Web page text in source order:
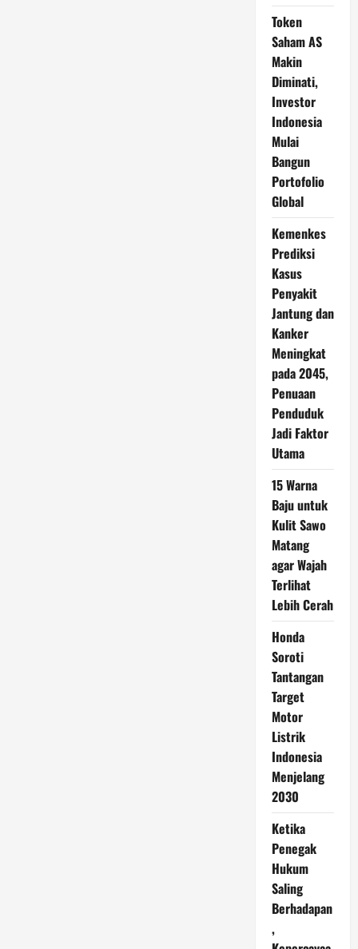
Token
Saham AS
Makin
Diminati,
Investor
Indonesia
Mulai
Bangun
Portofolio
Global
Kemenkes
Prediksi
Kasus
Penyakit
Jantung dan
Kanker
Meningkat
pada 2045,
Penuaan
Penduduk
Jadi Faktor
Utama
15 Warna
Baju untuk
Kulit Sawo
Matang
agar Wajah
Terlihat
Lebih Cerah
Honda
Soroti
Tantangan
Target
Motor
Listrik
Indonesia
Menjelang
2030
Ketika
Penegak
Hukum
Saling
Berhadapan
,